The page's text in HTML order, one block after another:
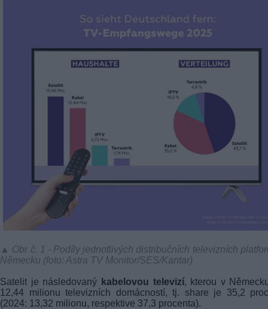
▲ Obr č. 1 - Podíly jednotlivých distribučních televizních
Německu (foto: Astra TV Monitor/SES/Kantar)
Satelit je následovaný kabelovou televizí, kterou v
12,44 milionu televizních domácností, tj. share je 35,2
(2024: 13,32 milionu, respektive 37,3 procenta).